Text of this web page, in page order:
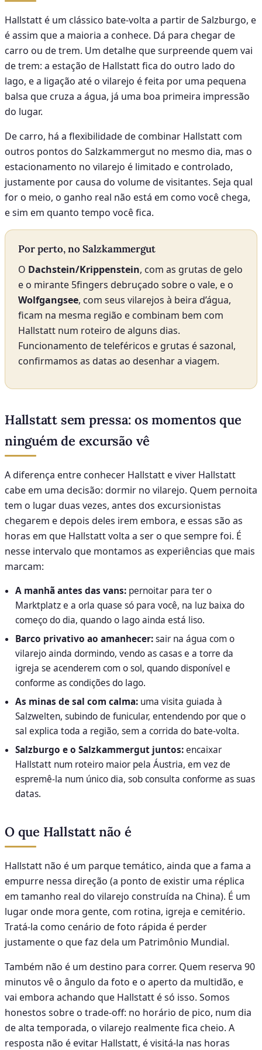
Hallstatt é um clássico bate-volta a partir de Salzburgo, e
é assim que a maioria a conhece. Dá para chegar de
carro ou de trem. Um detalhe que surpreende quem vai
de trem: a estação de Hallstatt fica do outro lado do
lago, e a ligação até o vilarejo é feita por uma pequena
balsa que cruza a água, já uma boa primeira impressão
do lugar.
De carro, há a flexibilidade de combinar Hallstatt com
outros pontos do Salzkammergut no mesmo dia, mas o
estacionamento no vilarejo é limitado e controlado,
justamente por causa do volume de visitantes. Seja qual
for o meio, o ganho real não está em como você chega,
e sim em quanto tempo você fica.
Por perto, no Salzkammergut
O Dachstein/Krippenstein, com as grutas de gelo
e o mirante 5fingers debruçado sobre o vale, e o
Wolfgangsee, com seus vilarejos à beira d’água,
ficam na mesma região e combinam bem com
Hallstatt num roteiro de alguns dias.
Funcionamento de teleféricos e grutas é sazonal,
confirmamos as datas ao desenhar a viagem.
Hallstatt sem pressa: os momentos que
ninguém de excursão vê
A diferença entre conhecer Hallstatt e viver Hallstatt
cabe em uma decisão: dormir no vilarejo. Quem pernoita
tem o lugar duas vezes, antes dos excursionistas
chegarem e depois deles irem embora, e essas são as
horas em que Hallstatt volta a ser o que sempre foi. É
nesse intervalo que montamos as experiências que mais
marcam:
A manhã antes das vans:pernoitar para ter o
Marktplatz e a orla quase só para você, na luz baixa do
começo do dia, quando o lago ainda está liso.
Barco privativo ao amanhecer:sair na água com o
vilarejo ainda dormindo, vendo as casas e a torre da
igreja se acenderem com o sol, quando disponível e
conforme as condições do lago.
As minas de sal com calma:uma visita guiada à
Salzwelten, subindo de funicular, entendendo por que o
sal explica toda a região, sem a corrida do bate-volta.
Salzburgo e o Salzkammergut juntos:encaixar
Hallstatt num roteiro maior pela Áustria, em vez de
espremê-la num único dia, sob consulta conforme as suas
datas.
O que Hallstatt não é
Hallstatt não é um parque temático, ainda que a fama a
empurre nessa direção (a ponto de existir uma réplica
em tamanho real do vilarejo construída na China). É um
lugar onde mora gente, com rotina, igreja e cemitério.
Tratá-la como cenário de foto rápida é perder
justamente o que faz dela um Patrimônio Mundial.
Também não é um destino para correr. Quem reserva 90
minutos vê o ângulo da foto e o aperto da multidão, e
vai embora achando que Hallstatt é só isso. Somos
honestos sobre o trade-off: no horário de pico, num dia
de alta temporada, o vilarejo realmente fica cheio. A
resposta não é evitar Hallstatt, é visitá-la nas horas